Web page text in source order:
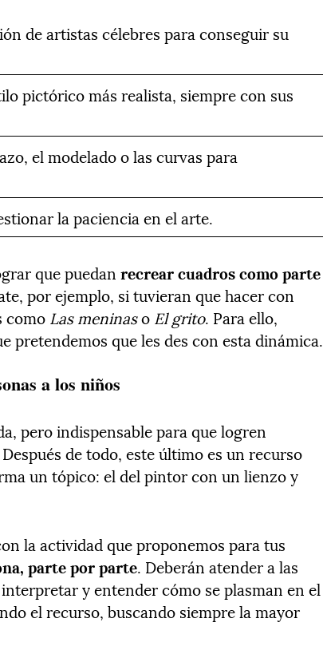
de artistas célebres para conseguir su
pictórico más realista, siempre con sus
el modelado o las curvas para
la paciencia en el arte.
que puedanrecrear cuadros como parte
por ejemplo, si tuvieran que hacer con
como Las meninaso El grito. Para ello,
pretendemos que les des con esta dinámica.
a los niños
pero indispensable para que logren
de todo, este último es un recurso
un tópico: el del pintor con un lienzo y
la actividad que proponemos para tus
parte por parte. Deberán atender a las
y entender cómo se plasman en el
el recurso, buscando siempre la mayor